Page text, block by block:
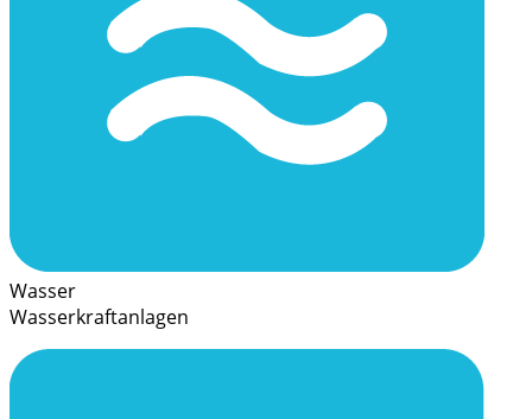
Wasser
Wasserkraftanlagen